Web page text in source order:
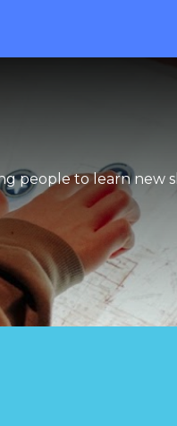
people to learn new